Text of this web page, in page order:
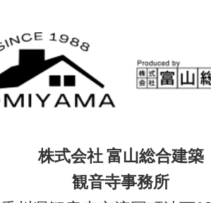
株式会社 富山総合建築
観音寺事務所